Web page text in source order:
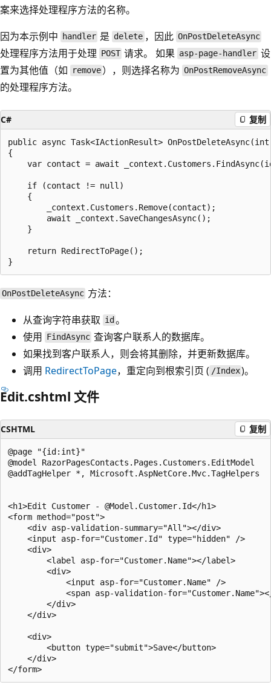
案来选择处理程序方法的名称。
因为本示例中
handler 是 delete ，因此 OnPostDeleteAsync
处理程序方法用于处理 POST 请求。 如果 asp-page-handler 设
置为其他值（如
remove ），则选择名称为 OnPostRemoveAsync
的处理程序方法。
C# 复制
public async Task<IActionResult>
{
var contact = await
    if (contact != null)
    {
        _context.Customers.Remove(contact);
        await _context.SaveChangesAsync();
    }
    return RedirectToPage();
OnPostDeleteAsync 方法：
从查询字符串获取 id 。
使用 FindAsync 查询客户联系人的数据库。
如果找到客户联系人，则会将其删除，并更新数据库。
调用 RedirectToPage，重定向到根索引页 ( /Index)。
Edit.cshtml 文件
CSHTML 复制
@page "{id:int}"
@model RazorPagesContacts.Pages.Customers.EditModel
@addTagHelper *, Microsoft.AspNetCore.Mvc.TagHelpers
<h1>Edit Customer - @Model.Customer.Id</h1>
<form method="post">
    <div asp-validation-summary="All"></div>
    <input asp-for="Customer.Id" type="hidden" />
    <div>
        <label asp-for="Customer.Name"></label>
        <div>
            <input asp-for="Customer.Name" />
<span asp-validation-
        </div>
    </div>
    <div>
        <button type="submit">Save</button>
    </div>